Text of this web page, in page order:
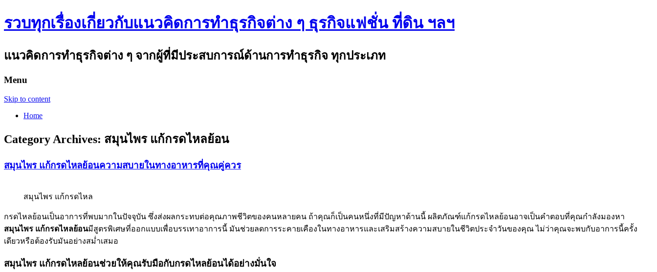
รวบทุกเรื่องเกี่ยวกับแนวคิดการทำธุรกิจต่าง ๆ ธุรกิจแฟชั่น ที่ดิน ฯลฯ
แนวคิดการทำธุรกิจต่าง ๆ จากผู้ที่มีประสบการณ์ด้านการทำธุรกิจ ทุกประเภท
Menu
Skip to content
Home
Category Archives: สมุนไพร แก้กรดไหลย้อน
สมุนไพร แก้กรดไหลย้อนความสบายในทางอาหารที่คุณคู่ควร
สมุนไพร แก้กรดไหล
กรดไหลย้อนเป็นอาการที่พบมากในปัจจุบัน ซึ่งส่งผลกระทบต่อคุณภาพชีวิตของคนหลายคน ถ้าคุณก็เป็นคนหนึ่งที่มีปัญหาด้านนี้ ผลิตภัณฑ์แก้กรดไหลย้อนอาจเป็นคำตอบที่คุณกำลังมองหา
สมุนไพร แก้กรดไหลย้อนมีสูตรพิเศษที่ออกแบบเพื่อบรรเทาอาการนี้ มันช่วยลดการระคายเคืองในทางอาหารและเสริมสร้างความสบายในชีวิตประจำวันของคุณ ไม่ว่าคุณจะพบกับอาการนี้ครั้ง
เดียวหรือต้องรับมันอย่างสม่ำเสมอ
สมุนไพร แก้กรดไหลย้อนช่วยให้คุณรับมือกับกรดไหลย้อนได้อย่างมั่นใจ